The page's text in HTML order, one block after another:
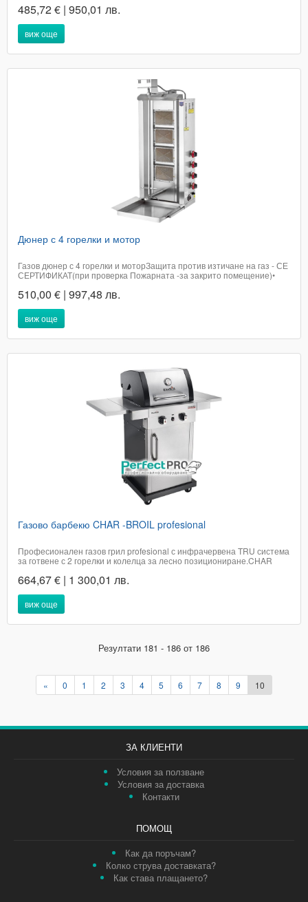
ТОхлаждащ агент NH3 (амоняк)Общо количество на охлаждащ агент
80gОтделящ задвижващ...
485,72 € | 950,01 лв.
виж още
Дюнер с 4 горелки и мотор
Газов дюнер с 4 горелки и моторЗащита против изтичане на газ - СЕ
СЕРТИФИКАТ(при проверка Пожарната -за закрито помещение)•
(газова бутилка).• Възможност за движение напред на тялото с
горелките.• Съд за събиране на...
510,00 € | 997,48 лв.
виж още
Газово барбекю CHAR -BROIL profesional
Професионален газов грил profesional с инфрачервена TRU система
за готвене с 2 горелки и колелца за лесно позициониране.CHAR
грилове се характеризират с масивна конструкция, известна е с
иновативния си подход към новите технологии,...
664,67 € | 1 300,01 лв.
виж още
Резултати 181 - 186 от 186
« 0 1 2 3 4 5 6 7 8 9 10
ЗА КЛИЕНТИ
Условия за ползване
Условия за доставка
Контакти
ПОМОЩ
Как да поръчам?
Колко струва доставката?
Как става плащането?